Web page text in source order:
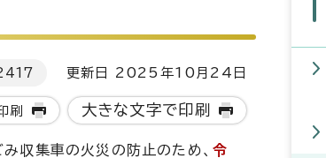
更新日 2025年10月24日
刷 大きな文字で印刷
収集車の火災の防止のため、令